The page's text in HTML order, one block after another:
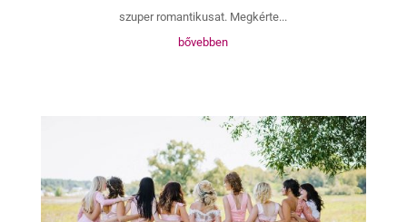
szuper romantikusat. Megkérte...
bővebben